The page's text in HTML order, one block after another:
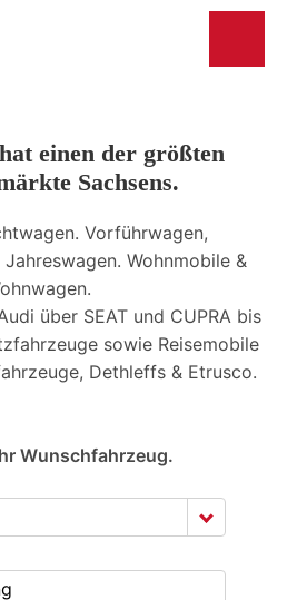
einen der größten
Sachsens.
Vorführwagen,
Wohnmobile &
über SEAT und CUPRA bis
sowie Reisemobile
Dethleffs & Etrusco.
Wunschfahrzeug.